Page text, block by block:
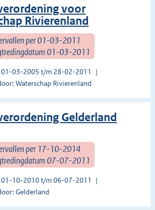
voor
Rivierenland
per 01-03-2011
01-03-2011
01-03-2005 t/m 28-02-2011
Waterschap Rivierenland
Gelderland
per 17-10-2014
07-07-2011
01-10-2010 t/m 06-07-2011
Gelderland